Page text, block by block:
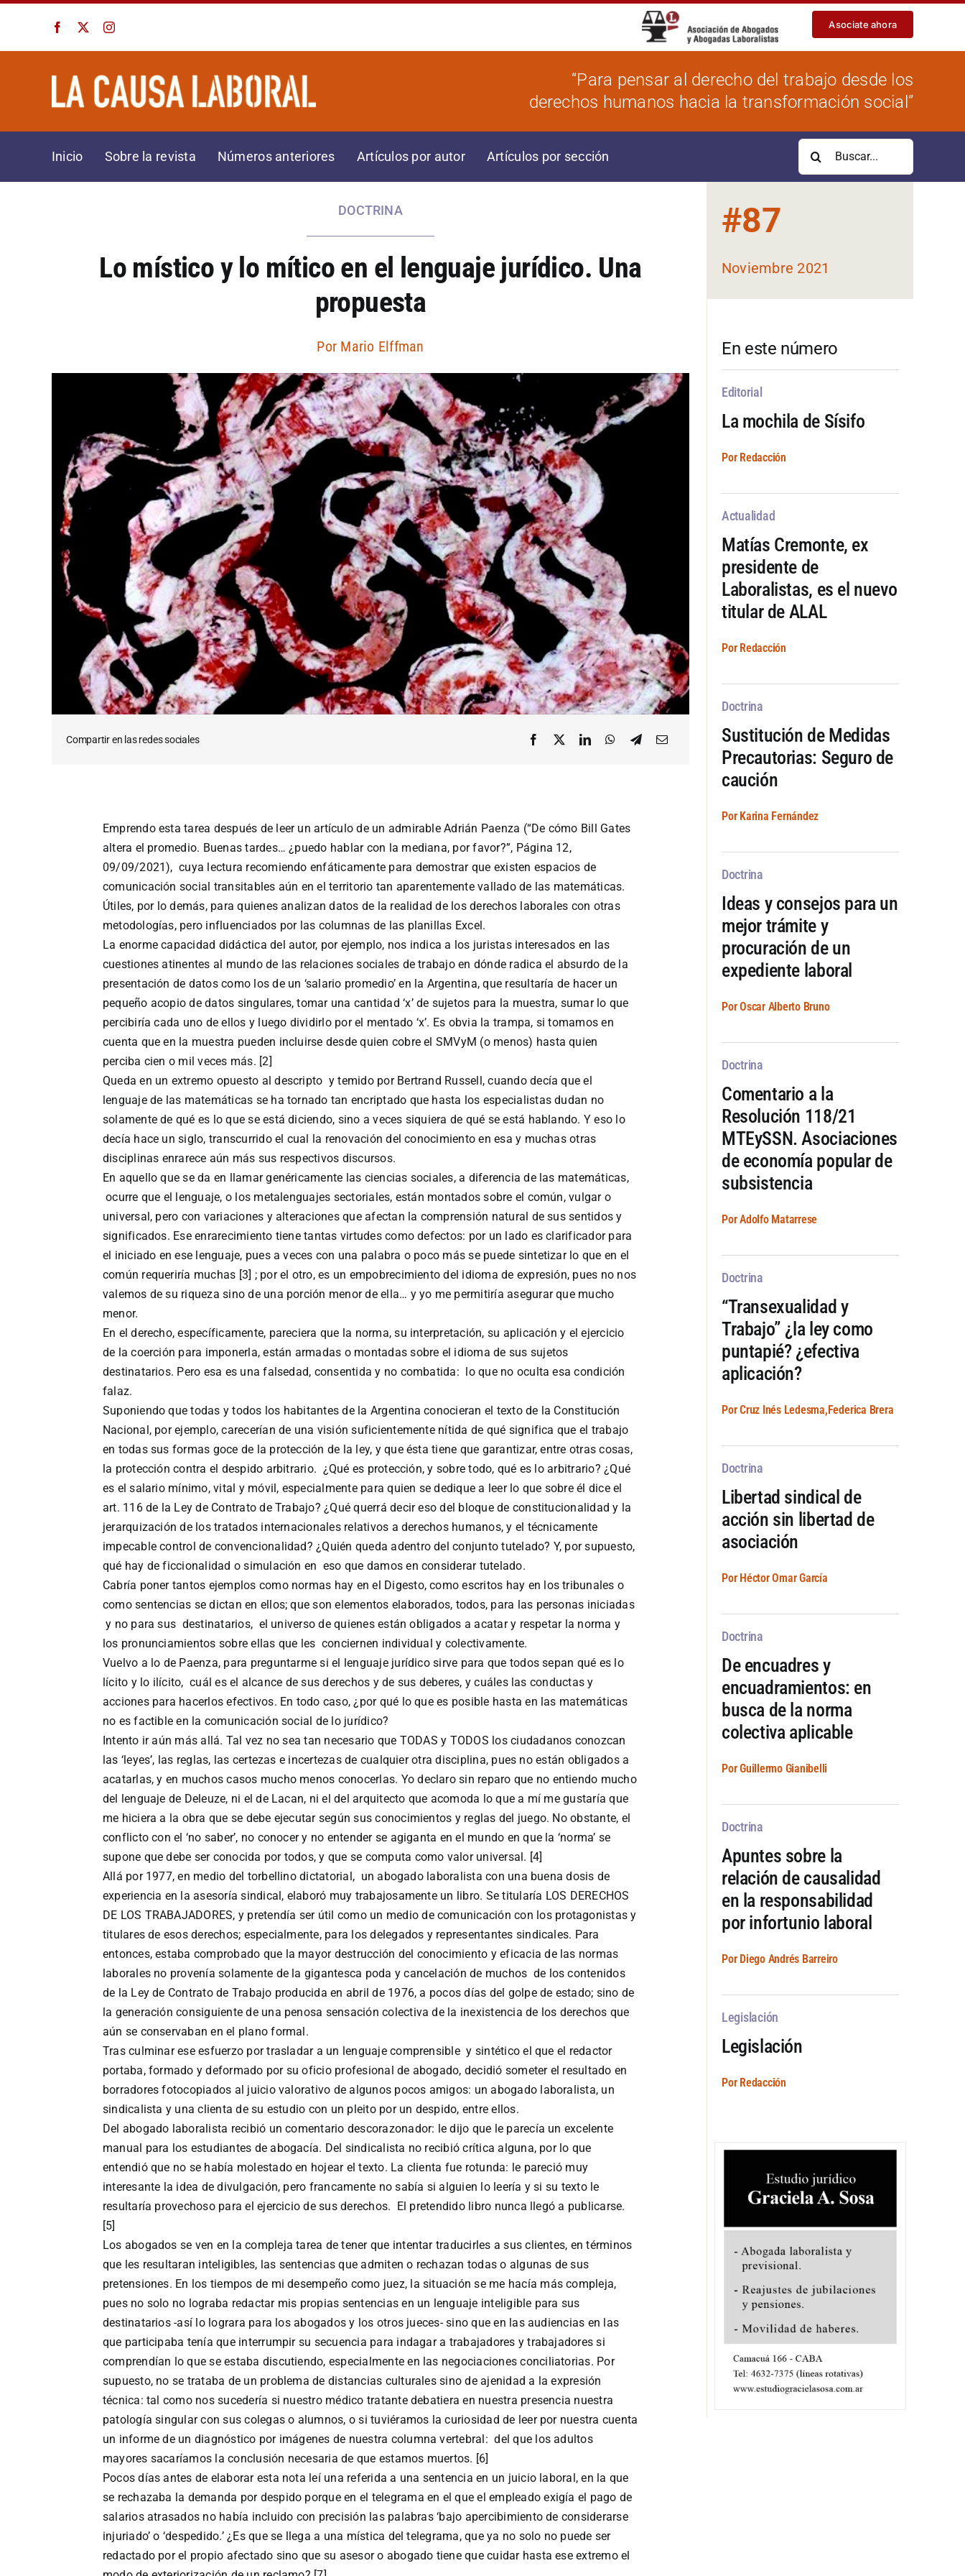
contenido
Asociate ahora
“Para pensar al derecho del trabajo desde los
derechos humanos hacia la transformación social”
Inicio Sobre la revista Números anteriores Artículos por autor Artículos por sección
Buscar:
DOCTRINA
Lo místico y lo mítico en el lenguaje jurídico. Una
propuesta
Por Mario Elffman
Compartir en las redes sociales
Emprendo esta tarea después de leer un artículo de un admirable Adrián Paenza (“De cómo Bill Gates
altera el promedio. Buenas tardes… ¿puedo hablar con la mediana, por favor?”, Página 12,
09/09/2021), cuya lectura recomiendo enfáticamente para demostrar que existen espacios de
comunicación social transitables aún en el territorio tan aparentemente vallado de las matemáticas.
Útiles, por lo demás, para quienes analizan datos de la realidad de los derechos laborales con otras
metodologías, pero influenciados por las columnas de las planillas Excel.
La enorme capacidad didáctica del autor, por ejemplo, nos indica a los juristas interesados en las
cuestiones atinentes al mundo de las relaciones sociales de trabajo en dónde radica el absurdo de la
presentación de datos como los de un ‘salario promedio’ en la Argentina, que resultaría de hacer un
pequeño acopio de datos singulares, tomar una cantidad ‘x’ de sujetos para la muestra, sumar lo que
percibiría cada uno de ellos y luego dividirlo por el mentado ‘x’. Es obvia la trampa, si tomamos en
cuenta que en la muestra pueden incluirse desde quien cobre el SMVyM (o menos) hasta quien
perciba cien o mil veces más. [2]
Queda en un extremo opuesto al descripto y temido por Bertrand Russell, cuando decía que el
lenguaje de las matemáticas se ha tornado tan encriptado que hasta los especialistas dudan no
solamente de qué es lo que se está diciendo, sino a veces siquiera de qué se está hablando. Y eso lo
decía hace un siglo, transcurrido el cual la renovación del conocimiento en esa y muchas otras
disciplinas enrarece aún más sus respectivos discursos.
En aquello que se da en llamar genéricamente las ciencias sociales, a diferencia de las matemáticas,
ocurre que el lenguaje, o los metalenguajes sectoriales, están montados sobre el común, vulgar o
universal, pero con variaciones y alteraciones que afectan la comprensión natural de sus sentidos y
significados. Ese enrarecimiento tiene tantas virtudes como defectos: por un lado es clarificador para
el iniciado en ese lenguaje, pues a veces con una palabra o poco más se puede sintetizar lo que en el
común requeriría muchas [3] ; por el otro, es un empobrecimiento del idioma de expresión, pues no nos
valemos de su riqueza sino de una porción menor de ella… y yo me permitiría asegurar que mucho
menor.
En el derecho, específicamente, pareciera que la norma, su interpretación, su aplicación y el ejercicio
de la coerción para imponerla, están armadas o montadas sobre el idioma de sus sujetos
destinatarios. Pero esa es una falsedad, consentida y no combatida: lo que no oculta esa condición
falaz.
Suponiendo que todas y todos los habitantes de la Argentina conocieran el texto de la Constitución
Nacional, por ejemplo, carecerían de una visión suficientemente nítida de qué significa que el trabajo
en todas sus formas goce de la protección de la ley, y que ésta tiene que garantizar, entre otras cosas,
la protección contra el despido arbitrario. ¿Qué es protección, y sobre todo, qué es lo arbitrario? ¿Qué
es el salario mínimo, vital y móvil, especialmente para quien se dedique a leer lo que sobre él dice el
art. 116 de la Ley de Contrato de Trabajo? ¿Qué querrá decir eso del bloque de constitucionalidad y la
jerarquización de los tratados internacionales relativos a derechos humanos, y el técnicamente
impecable control de convencionalidad? ¿Quién queda adentro del conjunto tutelado? Y, por supuesto,
qué hay de ficcionalidad o simulación en eso que damos en considerar tutelado.
Cabría poner tantos ejemplos como normas hay en el Digesto, como escritos hay en los tribunales o
como sentencias se dictan en ellos; que son elementos elaborados, todos, para las personas iniciadas
y no para sus destinatarios, el universo de quienes están obligados a acatar y respetar la norma y
los pronunciamientos sobre ellas que les conciernen individual y colectivamente.
Vuelvo a lo de Paenza, para preguntarme si el lenguaje jurídico sirve para que todos sepan qué es lo
lícito y lo ilícito, cuál es el alcance de sus derechos y de sus deberes, y cuáles las conductas y
acciones para hacerlos efectivos. En todo caso, ¿por qué lo que es posible hasta en las matemáticas
no es factible en la comunicación social de lo jurídico?
Intento ir aún más allá. Tal vez no sea tan necesario que TODAS y TODOS los ciudadanos conozcan
las ‘leyes’, las reglas, las certezas e incertezas de cualquier otra disciplina, pues no están obligados a
acatarlas, y en muchos casos mucho menos conocerlas. Yo declaro sin reparo que no entiendo mucho
del lenguaje de Deleuze, ni el de Lacan, ni el del arquitecto que acomoda lo que a mí me gustaría que
me hiciera a la obra que se debe ejecutar según sus conocimientos y reglas del juego. No obstante, el
conflicto con el ‘no saber’, no conocer y no entender se agiganta en el mundo en que la ‘norma’ se
supone que debe ser conocida por todos, y que se computa como valor universal. [4]
Allá por 1977, en medio del torbellino dictatorial, un abogado laboralista con una buena dosis de
experiencia en la asesoría sindical, elaboró muy trabajosamente un libro. Se titularía LOS DERECHOS
DE LOS TRABAJADORES, y pretendía ser útil como un medio de comunicación con los protagonistas y
titulares de esos derechos; especialmente, para los delegados y representantes sindicales. Para
entonces, estaba comprobado que la mayor destrucción del conocimiento y eficacia de las normas
laborales no provenía solamente de la gigantesca poda y cancelación de muchos de los contenidos
de la Ley de Contrato de Trabajo producida en abril de 1976, a pocos días del golpe de estado; sino de
la generación consiguiente de una penosa sensación colectiva de la inexistencia de los derechos que
aún se conservaban en el plano formal.
Tras culminar ese esfuerzo por trasladar a un lenguaje comprensible y sintético el que el redactor
portaba, formado y deformado por su oficio profesional de abogado, decidió someter el resultado en
borradores fotocopiados al juicio valorativo de algunos pocos amigos: un abogado laboralista, un
sindicalista y una clienta de su estudio con un pleito por un despido, entre ellos.
Del abogado laboralista recibió un comentario descorazonador: le dijo que le parecía un excelente
manual para los estudiantes de abogacía. Del sindicalista no recibió crítica alguna, por lo que
entendió que no se había molestado en hojear el texto. La clienta fue rotunda: le pareció muy
interesante la idea de divulgación, pero francamente no sabía si alguien lo leería y si su texto le
resultaría provechoso para el ejercicio de sus derechos. El pretendido libro nunca llegó a publicarse.
[5]
Los abogados se ven en la compleja tarea de tener que intentar traducirles a sus clientes, en términos
que les resultaran inteligibles, las sentencias que admiten o rechazan todas o algunas de sus
pretensiones. En los tiempos de mi desempeño como juez, la situación se me hacía más compleja,
pues no solo no lograba redactar mis propias sentencias en un lenguaje inteligible para sus
destinatarios -así lo lograra para los abogados y los otros jueces- sino que en las audiencias en las
que participaba tenía que interrumpir su secuencia para indagar a trabajadores y trabajadores si
comprendían lo que se estaba discutiendo, especialmente en las negociaciones conciliatorias. Por
supuesto, no se trataba de un problema de distancias culturales sino de ajenidad a la expresión
técnica: tal como nos sucedería si nuestro médico tratante debatiera en nuestra presencia nuestra
patología singular con sus colegas o alumnos, o si tuviéramos la curiosidad de leer por nuestra cuenta
un informe de un diagnóstico por imágenes de nuestra columna vertebral: del que los adultos
mayores sacaríamos la conclusión necesaria de que estamos muertos. [6]
Pocos días antes de elaborar esta nota leí una referida a una sentencia en un juicio laboral, en la que
se rechazaba la demanda por despido porque en el telegrama en el que el empleado exigía el pago de
salarios atrasados no había incluido con precisión las palabras ‘bajo apercibimiento de considerarse
injuriado’ o ‘despedido.’ ¿Es que se llega a una mística del telegrama, que ya no solo no puede ser
redactado por el propio afectado sino que su asesor o abogado tiene que cuidar hasta ese extremo el
#87
Noviembre 2021
En este número
Editorial
La mochila de Sísifo
Por Redacción
Actualidad
Matías Cremonte, ex
presidente de
Laboralistas, es el nuevo
titular de ALAL
Por Redacción
Doctrina
Sustitución de Medidas
Precautorias: Seguro de
caución
Por Karina Fernández
Doctrina
Ideas y consejos para un
mejor trámite y
procuración de un
expediente laboral
Por Oscar Alberto Bruno
Doctrina
Comentario a la
Resolución 118/21
MTEySSN. Asociaciones
de economía popular de
subsistencia
Por Adolfo Matarrese
Doctrina
“Transexualidad y
Trabajo” ¿la ley como
puntapié? ¿efectiva
aplicación?
Por Cruz Inés Ledesma,Federica Brera
Doctrina
Libertad sindical de
acción sin libertad de
asociación
Por Héctor Omar García
Doctrina
De encuadres y
encuadramientos: en
busca de la norma
colectiva aplicable
Por Guillermo Gianibelli
Doctrina
Apuntes sobre la
relación de causalidad
en la responsabilidad
por infortunio laboral
Por Diego Andrés Barreiro
Legislación
Legislación
Por Redacción